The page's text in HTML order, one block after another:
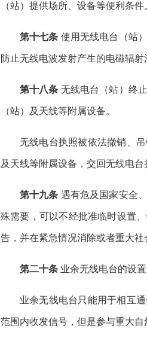
（站）提供场所、设备等便利条件
第十七条 使用无线电台（站
防止无线电波发射产生的电磁辐射
第十八条 无线电台（站）终
（站）及天线等附属设备。
无线电台执照被依法撤销、
及天线等附属设备，交回无线电台
第十九条 遇有危及国家安全
殊需要，可以不经批准临时设置
告，并在紧急情况消除或者重大
第二十条 业余无线电台的设
业余无线电台只能用于相互
范围内收发信号，但是参与重大